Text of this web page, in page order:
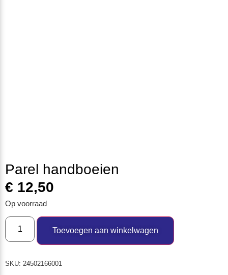
Parel handboeien
€ 12,50
Op voorraad
Toevoegen aan winkelwagen
SKU: 24502166001